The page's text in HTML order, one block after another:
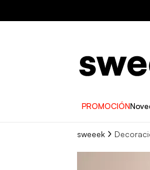
PROMOCIÓN
sweeek